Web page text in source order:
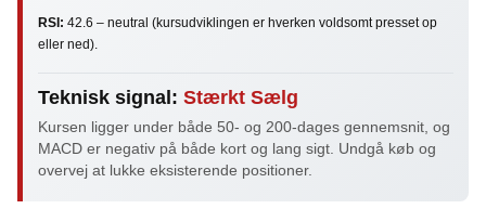
RSI: 42.6 – neutral (kursudviklingen er hverken voldsomt presset op
eller ned).
Teknisk signal: Stærkt Sælg
Kursen ligger under både 50- og 200-dages gennemsnit, og
MACD er negativ på både kort og lang sigt. Undgå køb og
overvej at lukke eksisterende positioner.